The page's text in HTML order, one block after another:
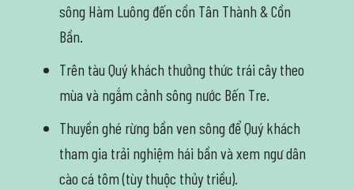
sông Hàm Luông đến cồn Tân Thành & Cồn
Bần.
Trên tàu Quý khách thưởng thức trái cây theo
mùa và ngắm cảnh sông nước Bến Tre.
Thuyền ghé rừng bần ven sông để Quý khách
tham gia trải nghiệm hái bần và xem ngư dân
cào cá tôm (tùy thuộc thủy triều).